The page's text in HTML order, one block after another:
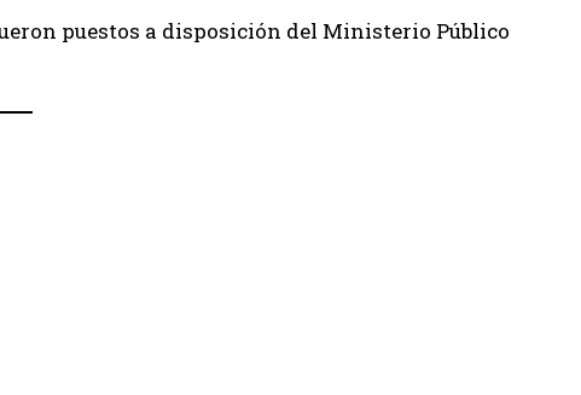
puestos a disposición del Ministerio Público